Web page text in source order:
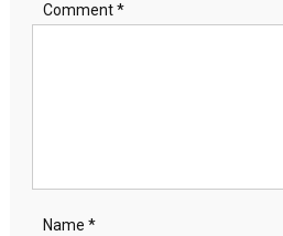
Comment*
Name *